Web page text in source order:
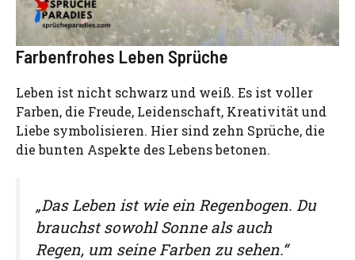
Farbenfrohes Leben Sprüche
Leben ist nicht schwarz und weiß. Es ist voller
Farben, die Freude, Leidenschaft, Kreativität und
Liebe symbolisieren. Hier sind zehn Sprüche, die
die bunten Aspekte des Lebens betonen.
„Das Leben ist wie ein Regenbogen. Du
brauchst sowohl Sonne als auch
Regen, um seine Farben zu sehen.“